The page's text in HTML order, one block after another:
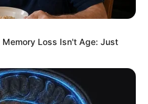
Loss Isn't Age: Just